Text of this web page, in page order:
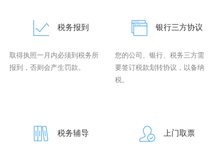
税务报到
取得执照一月内必须到税务所
报到，否则会产生罚款。
银行三方协议
您的公司、银行、税务三方需
要签订税款划转协议，以备纳
税。
税务辅导 上门取票